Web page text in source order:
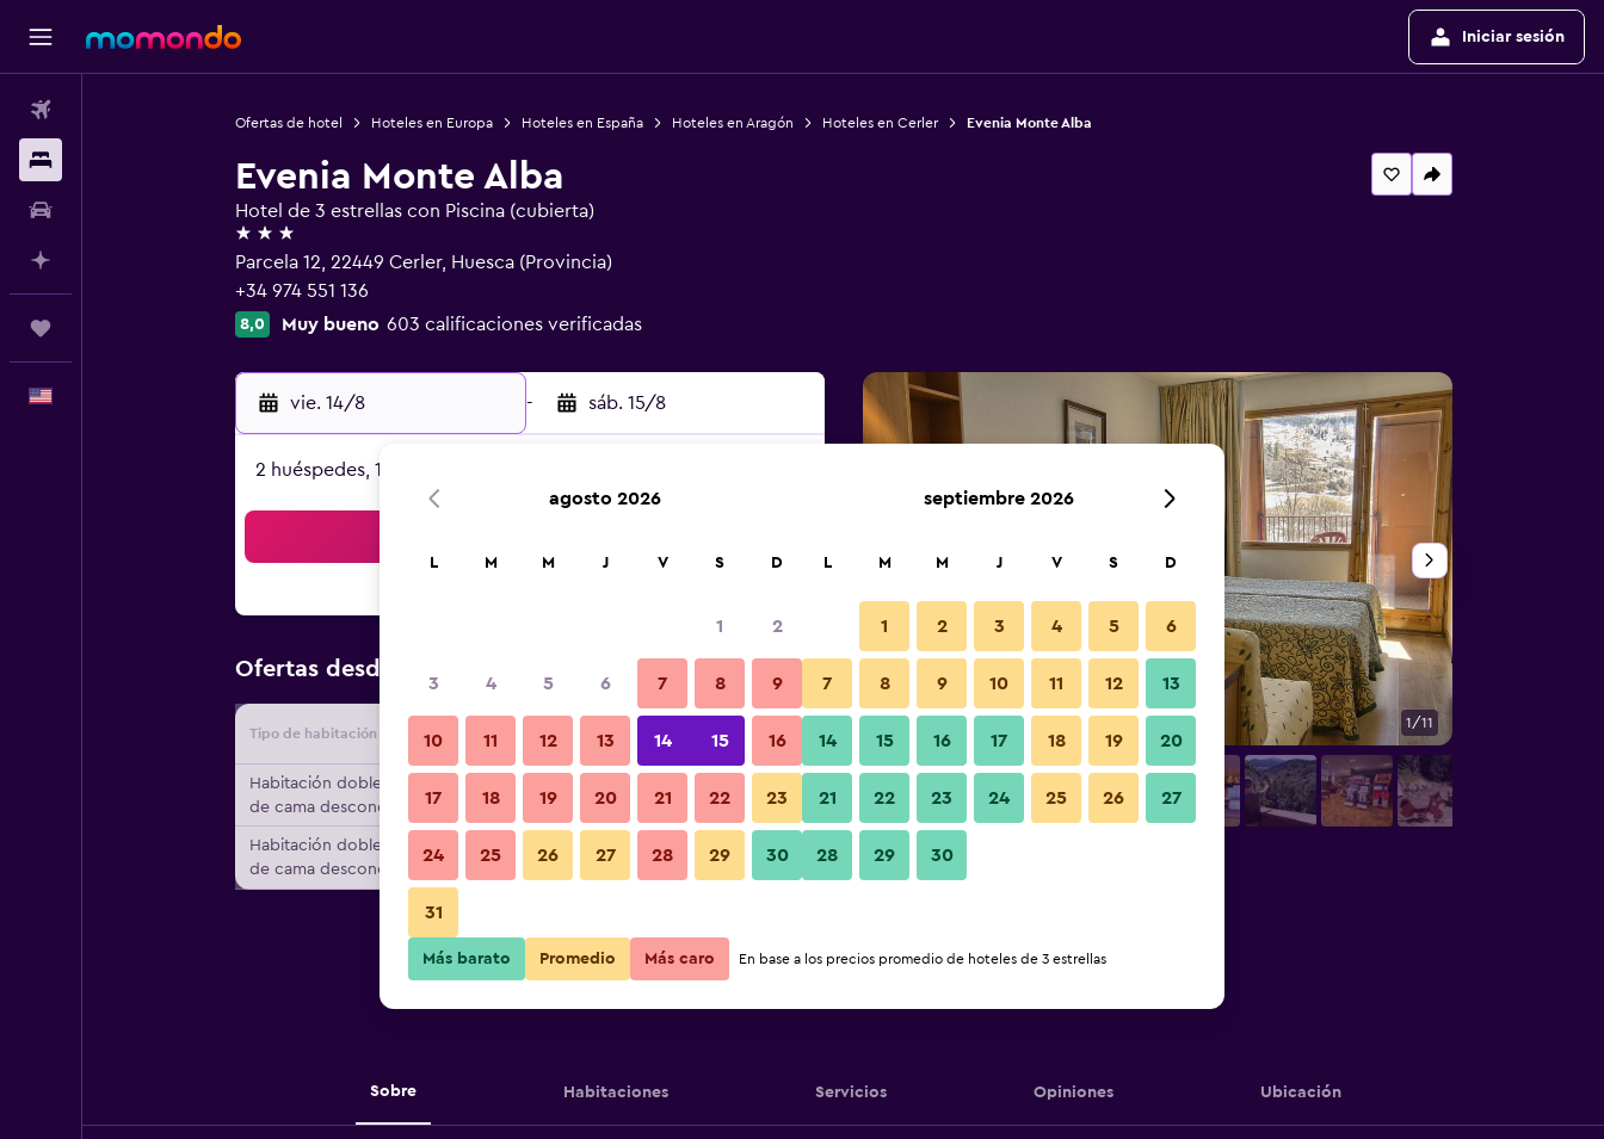
Iniciar sesión
Ofertas de hotel Hoteles en Europa Hoteles en España Hoteles en Aragón Hoteles en Cerler Evenia Monte Alba
Evenia Monte Alba
Hotel de 3 estrellas con Piscina (cubierta)
3 estrellas
Parcela 12, 22449 Cerler, Huesca (Provincia)
+34 974 551 136
8,0 Muy bueno 603 calificaciones verificadas
vie. 14/8 - sáb. 15/8
2 huéspedes, 1 habitación
Ofertas desde Oferta más barata de precio por noche
Tipo de habitación Proveedor Total noche
Habitación doble, tipo
de cama desconocido
$132 Ver oferta
Habitación doble, tipo
de cama desconocido
$194 Ver oferta
Habitación 1/11
Fotos
Sobre Habitaciones Servicios Opiniones Ubicación
agosto 2026
L M M J V S D
1 2
3 4 5 6 7 8 9
10 11 12 13 14 15 16
17 18 19 20 21 22 23
24 25 26 27 28 29 30
31
septiembre 2026
L M M J V S D
1 2 3 4 5 6
7 8 9 10 11 12 13
14 15 16 17 18 19 20
21 22 23 24 25 26 27
28 29 30
Más barato Promedio Más caro En base a los precios promedio de hoteles de 3 estrellas